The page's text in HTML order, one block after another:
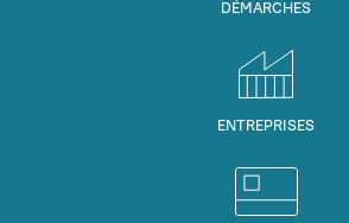
DÉMARCHES
ENTREPRISES